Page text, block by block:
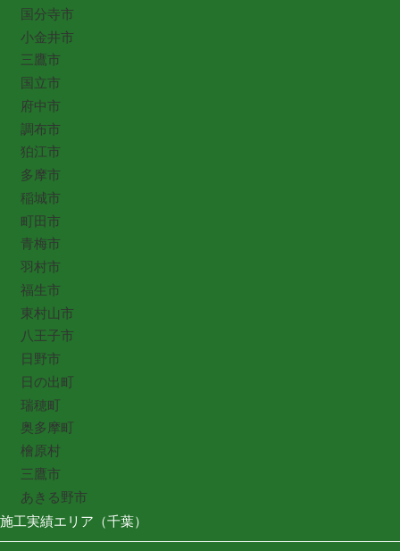
国分寺市
小金井市
三鷹市
国立市
府中市
調布市
狛江市
多摩市
稲城市
町田市
青梅市
羽村市
福生市
東村山市
八王子市
日野市
日の出町
瑞穂町
奥多摩町
檜原村
三鷹市
あきる野市
施工実績エリア（千葉）